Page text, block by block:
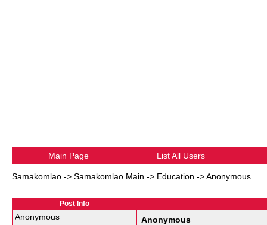
Main Page List All Users
Samakomlao -> Samakomlao Main -> Education ->Anonymous
Post Info
Anonymous Anonymous